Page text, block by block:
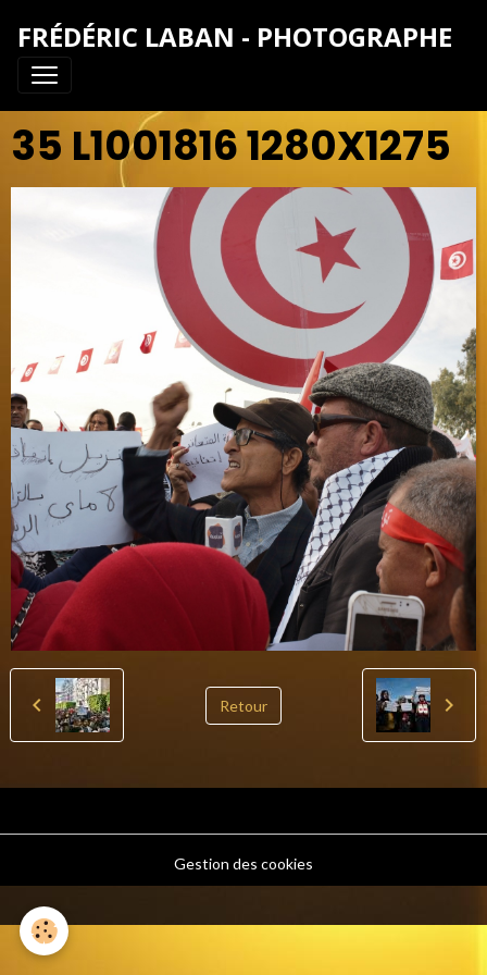
FRÉDÉRIC LABAN - PHOTOGRAPHE
35 L1001816 1280X1275
Retour
Gestion des cookies